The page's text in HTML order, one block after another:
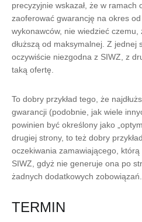
precyzyjnie wskazał, że w ramach
zaoferować gwarancję na okres
wykonawców, nie wiedzieć czemu,
dłuższą od maksymalnej. Z jednej
oczywiście niezgodna z SIWZ, z
taką ofertę.
To dobry przykład tego, że
gwarancji (podobnie, jak wiele
powinien być określony jako
drugiej strony, to też dobry
oczekiwania zamawiającego,
SIWZ, gdyż nie generuje ona po
żadnych dodatkowych zobowiązań.
TERMIN